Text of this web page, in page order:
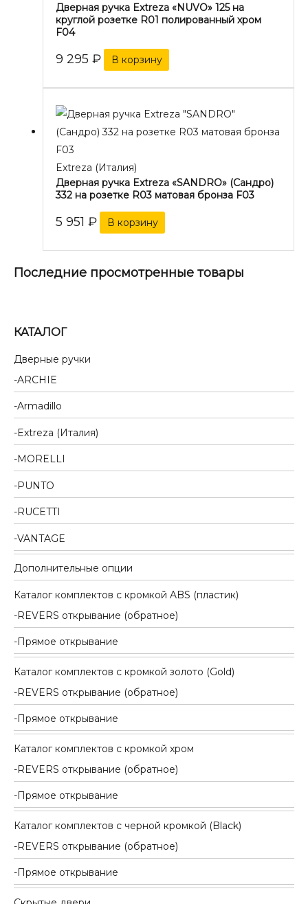
КАТАЛОГ
Дверные ручки
ARCHIE
Armadillo
Extreza (Италия)
MORELLI
PUNTO
RUCETTI
VANTAGE
Дополнительные опции
Каталог комплектов c кромкой ABS (пластик)
REVERS открывание (обратное)
Прямое открывание
Каталог комплектов c кромкой золото (Gold)
REVERS открывание (обратное)
Прямое открывание
Каталог комплектов c кромкой хром
REVERS открывание (обратное)
Прямое открывание
Каталог комплектов c черной кромкой (Black)
REVERS открывание (обратное)
Прямое открывание
Дверная ручка Extreza «NUVO» 125 на
круглой розетке R01 полированный хром
F04
9 295 ₽ В корзину
Extreza (Италия)
Дверная ручка Extreza «SANDRO» (Сандро)
332 на розетке R03 матовая бронза F03
5 951 ₽ В корзину
Последние просмотренные товары